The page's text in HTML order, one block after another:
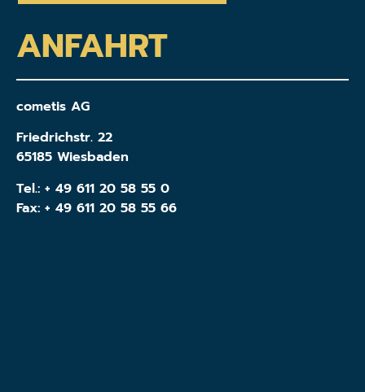
ANFAHRT
cometis AG
Friedrichstr. 22
65185 Wiesbaden
Tel.: + 49 611 20 58 55 0
Fax: + 49 611 20 58 55 66